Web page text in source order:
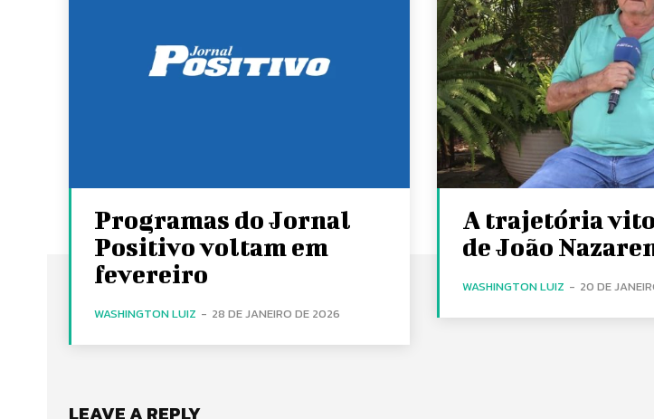
Programas do Jornal
Positivo voltam em
fevereiro
WASHINGTON LUIZ - 28 DE JANEIRO DE 2026
A trajetória
de João
WASHINGTON LUIZ - 20 DE